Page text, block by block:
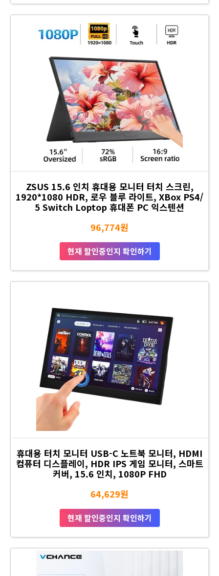
ZSUS 15.6 인치 휴대용 모니터 터치 스크린,
1920*1080 HDR, 로우 블루 라이트, XBox PS4/
5 Switch Loptop 휴대폰 PC 익스텐션
96,774원
현재 할인중인지 확인하기
휴대용 터치 모니터 USB-C 노트북 모니터, HDMI
컴퓨터 디스플레이, HDR IPS 게임 모니터, 스마트
커버, 15.6 인치, 1080P FHD
64,629원
현재 할인중인지 확인하기